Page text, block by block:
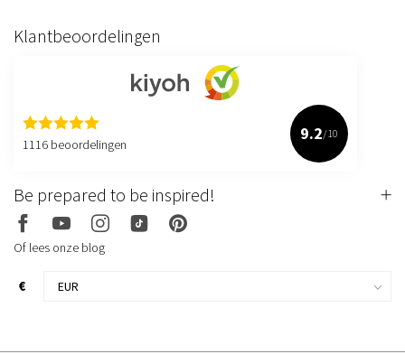
Klantbeoordelingen
1116 beoordelingen
9.2/10
Be prepared to be inspired!
Of lees onze blog
€